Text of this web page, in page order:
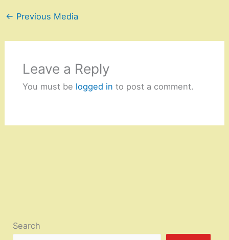
← Previous Media
Leave a Reply
You must be logged in to post a comment.
Search